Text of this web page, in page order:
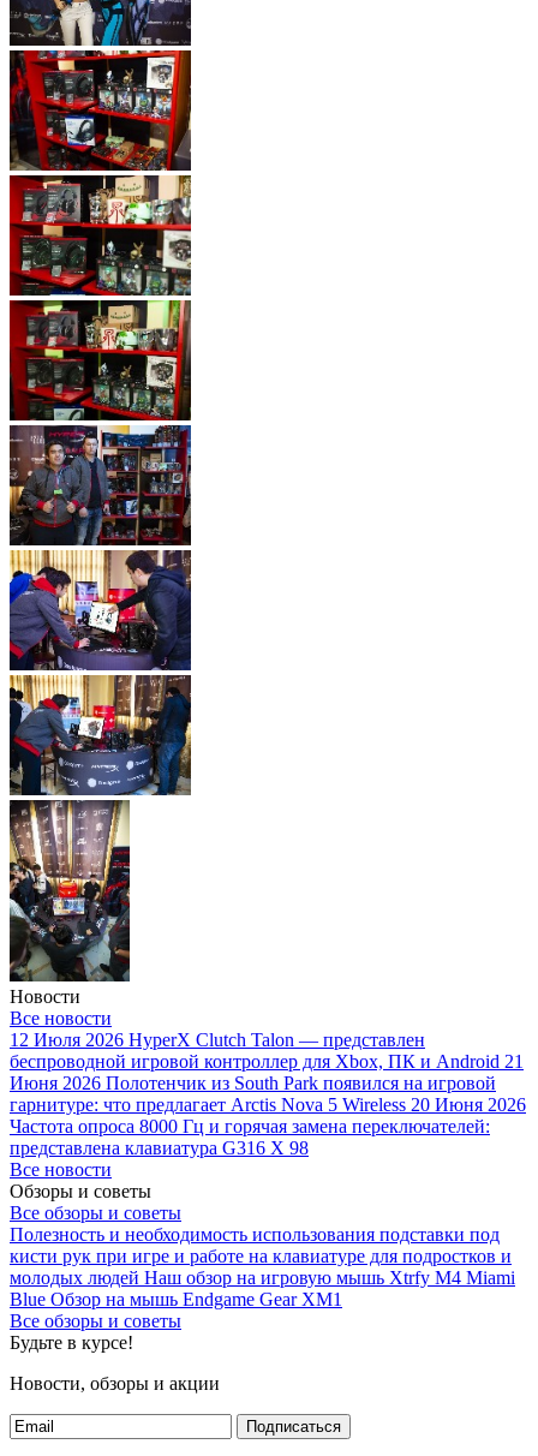
Новости
Все новости
12 Июля 2026 HyperX Clutch Talon — представлен
беспроводной игровой контроллер для Xbox, ПК и Android 21
Июня 2026 Полотенчик из South Park появился на игровой
гарнитуре: что предлагает Arctis Nova 5 Wireless 20 Июня 2026
Частота опроса 8000 Гц и горячая замена переключателей:
представлена клавиатура G316 X 98
Все новости
Обзоры и советы
Все обзоры и советы
Полезность и необходимость использования подставки под
кисти рук при игре и работе на клавиатуре для подростков и
молодых людей Наш обзор на игровую мышь Xtrfy M4 Miami
Blue Обзор на мышь Endgame Gear XM1
Все обзоры и советы
Будьте в курсе!
Новости, обзоры и акции
Подписаться